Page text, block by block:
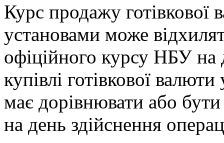
Курс продажу
установами може
офіційного курсу НБУ на
купівлі готівкової
має дорівнювати або
на день здійснення